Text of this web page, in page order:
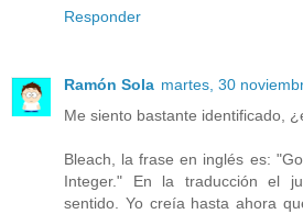
Responder
Ramón Sola martes, 30
Me siento bastante identificado,
Bleach, la frase en inglés es:
Integer." En la traducción el
sentido. Yo creía hasta ahora